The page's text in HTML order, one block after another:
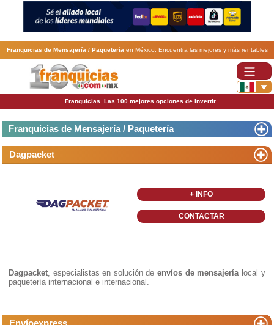
Franquicias de Mensajería / Paquetería en México. Encuentra las mejores y más rentables
franquicias de Mensajería / Paquetería . Abre tu negocio a través de una franquicia barata,
rentable y segura.
Franquicias. Las 100 mejores opciones de invertir
Franquicias de Mensajería / Paquetería
Dagpacket
+ INFO
CONTACTAR
Dagpacket, especialistas en solución de envíos de mensajeríalocal y
paquetería internacional e internacional.